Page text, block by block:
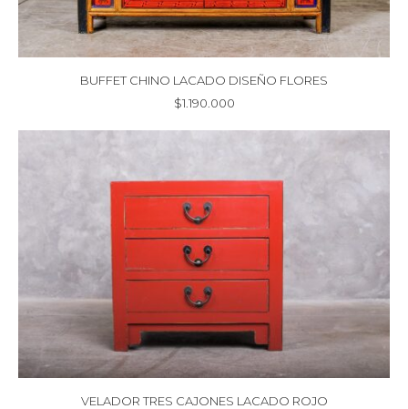
BUFFET CHINO LACADO DISEÑO FLORES
$1.190.000
VELADOR TRES CAJONES LACADO ROJO